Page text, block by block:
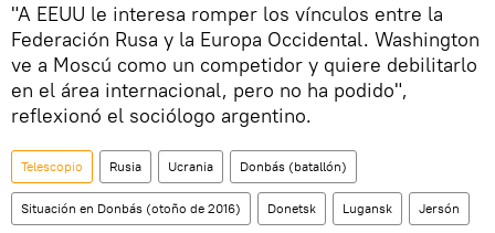
"A EEUU le interesa romper los vínculos entre la
Federación Rusa y la Europa Occidental. Washington
ve a Moscú como un competidor y quiere debilitarlo
en el área internacional, pero no ha podido",
reflexionó el sociólogo argentino.
Telescopio Rusia Ucrania Donbás (batallón)
Situación en Donbás (otoño de 2016) Donetsk Lugansk Jersón